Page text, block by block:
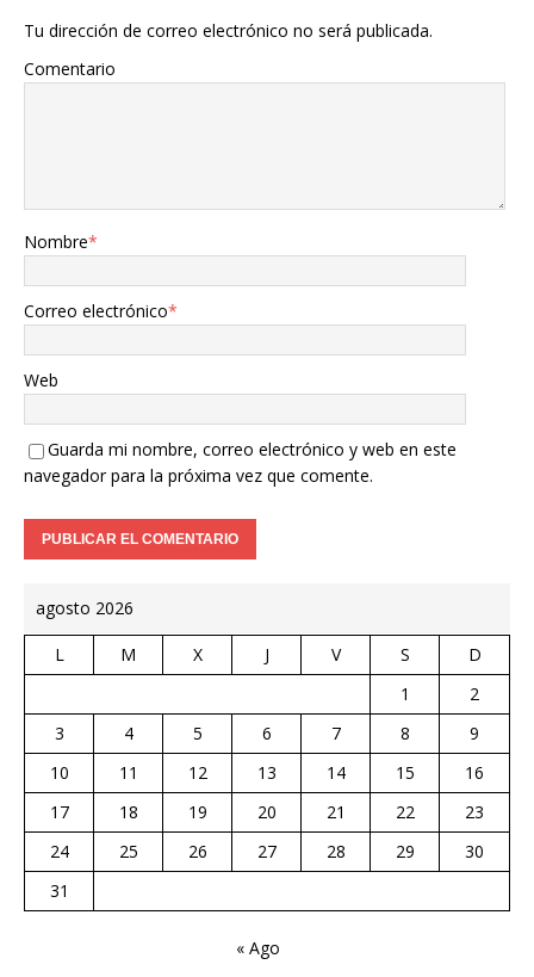
Tu dirección de correo electrónico no será publicada.
Comentario
Nombre*
Correo electrónico*
Web
Guarda mi nombre, correo electrónico y web en este
navegador para la próxima vez que comente.
agosto 2026
L M X J V S
D
1
2
3
4 5 6 7 8
9
10
11 12 13 14 15
16
17
18 19 20 21 22
23
24
25 26 27 28 29
30
31
« Ago